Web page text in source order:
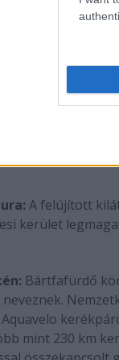
legkedveltebb
A felújított
kerület
Bártfafürdő
mint 230 km